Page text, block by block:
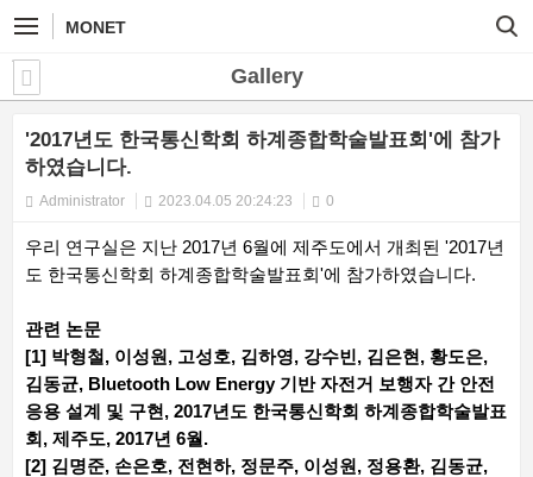
MONET
Gallery
'2017년도 한국통신학회 하계종합학술발표회'에 참가
하였습니다.
Administrator 2023.04.05 20:24:23 0
우리 연구실은 지난 2017년 6월에 제주도에서 개최된 '2017년
도 한국통신학회 하계종합학술발표회'에 참가하였습니다.
관련 논문
[1] 박형철, 이성원, 고성호, 김하영, 강수빈, 김은현, 황도은,
김동균, Bluetooth Low Energy 기반 자전거 보행자 간 안전
응용 설계 및 구현, 2017년도 한국통신학회 하계종합학술발표
회, 제주도, 2017년 6월.
[2] 김명준, 손은호, 전현하, 정문주, 이성원, 정용환, 김동균,